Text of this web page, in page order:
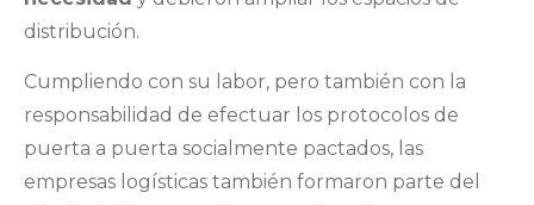
distribución.
Cumpliendo con su labor, pero también con la
responsabilidad de efectuar los protocolos de
puerta a puerta socialmente pactados, las
empresas logísticas también formaron parte del